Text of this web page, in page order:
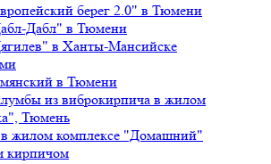
берег 2.0" в Тюмени
Дабл" в Тюмени
в Ханты-Мансийске
в Тюмени
из виброкирпича в жилом
Тюмень
жилом комплексе "Домашний"
кирпичом